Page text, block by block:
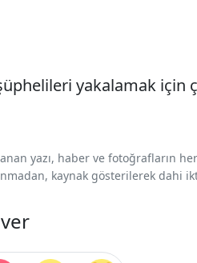
yakalamak için
yazı, haber ve fotoğrafların
kaynak gösterilerek dahi